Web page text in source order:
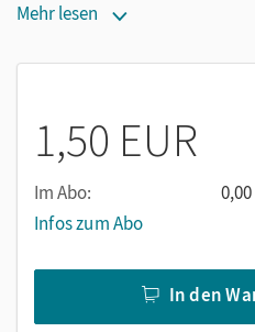
Weitere hilfreiche Lernspiele
Lernspiele für Englisch,
978-3-589-15695-5
Mehr lesen
1,50 EUR
Im Abo:
Infos zum Abo
In den